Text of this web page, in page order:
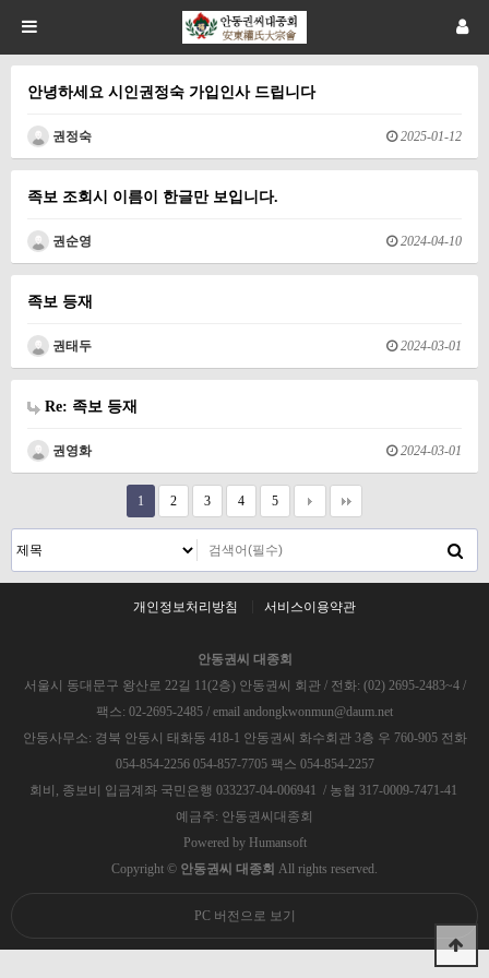
안녕하세요 시인권정숙 가입인사 드립니다
권정숙 2025-01-12
족보 조회시 이름이 한글만 보입니다.
권순영 2024-04-10
족보 등재
권태두 2024-03-01
Re: 족보 등재
권영화 2024-03-01
1 2 3 4 5
개인정보처리방침 서비스이용약관
안동권씨 대종회
서울시 동대문구 왕산로 22길 11(2층) 안동권씨 회관 / 전화: (02) 2695-2483~4 /
팩스: 02-2695-2485 / email andongkwonmun@daum.net
안동사무소: 경북 안동시 태화동 418-1 안동권씨 화수회관 3층 우 760-905 전화
054-854-2256 054-857-7705 팩스 054-854-2257
회비, 종보비 입금계좌 국민은행 033237-04-006941 / 농협 317-0009-7471-41
예금주: 안동권씨대종회
Powered by Humansoft
Copyright © 안동권씨 대종회 All rights reserved.
PC 버전으로 보기